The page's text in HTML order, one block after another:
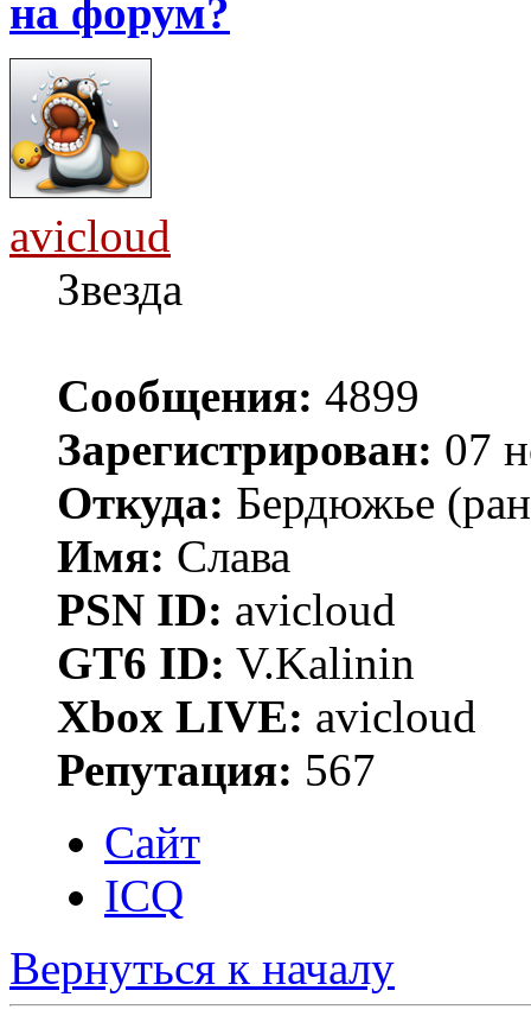
на форум?
avicloud
Звезда
Сообщения: 4899
Зарегистрирован: 07
Откуда: Бердюжье
Имя: Слава
PSN ID: avicloud
GT6 ID: V.Kalinin
Xbox LIVE: avicloud
Репутация: 567
Сайт
ICQ
Вернуться к началу